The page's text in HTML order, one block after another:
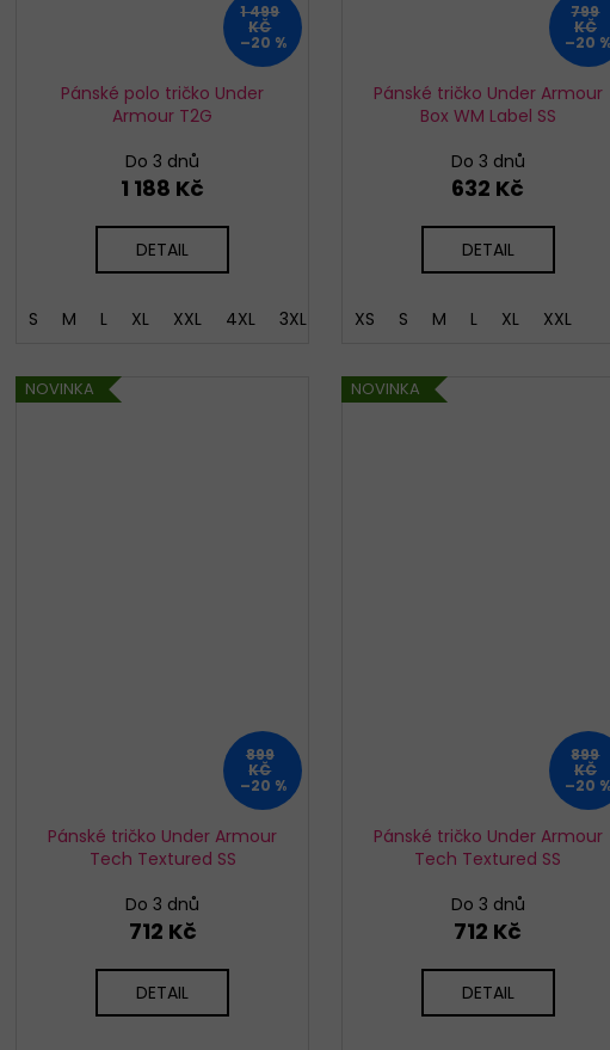
1 499
KČ
–20 %
Pánské polo tričko Under
Armour T2G
Do 3 dnů
1 188 Kč
DETAIL
S M L XL XXL 4XL 3XL
799
KČ
–20 %
Pánské tričko Under Armour
Box WM Label SS
Do 3 dnů
632 Kč
DETAIL
XS S M L XL XXL
NOVINKA
899
KČ
–20 %
Pánské tričko Under Armour
Tech Textured SS
Do 3 dnů
712 Kč
DETAIL
NOVINKA
899
KČ
–20 %
Pánské tričko Under Armour
Tech Textured SS
Do 3 dnů
712 Kč
DETAIL